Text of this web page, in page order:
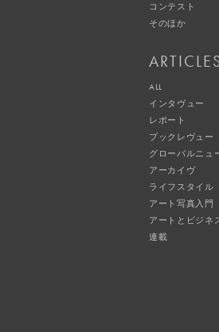
コンテスト
そのほか
ALL
インタヴュー
レポート
ブックレヴュー
グローバルニュ
アーカイヴ
ライフスタイル
アート写真入門
アートとビジネ
連載